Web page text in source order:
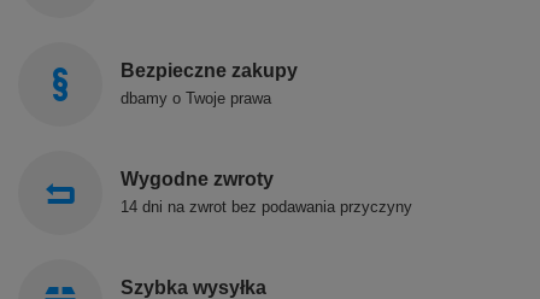
Bezpieczne zakupy
dbamy o Twoje prawa
Wygodne zwroty
14 dni na zwrot bez podawania przyczyny
Szybka wysyłka